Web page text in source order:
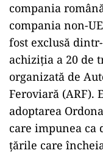
compania
compania non-
fost exclusă
achiziția a 20 de
organizată de
Feroviară (ARF).
adoptarea
care impunea ca
țările care